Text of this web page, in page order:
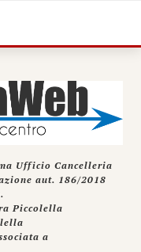
Ufficio Cancelleria
aut. 186/2018
Piccolella
a